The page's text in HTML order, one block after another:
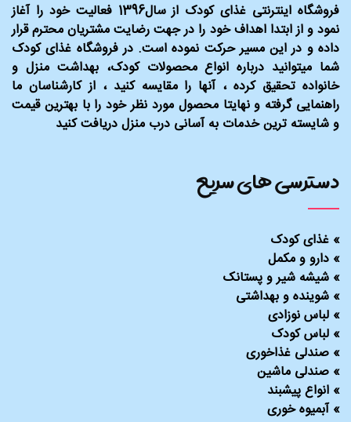
دسترسی های سریع
» غذای کودک
» دارو و مکمل
» شیشه شیر و پستانک
» شوینده و بهداشتی
» لباس نوزادی
» لباس کودک
» صندلی غذاخوری
» صندلی ماشین
» انواع پیشبند
»آبمیوه خوری
فروشگاه اینترنتی غذای کودک از سال1396 فعالیت خود را آغاز
نمود و از ابتدا اهداف خود را در جهت رضایت مشتریان محترم قرار
داده و در این مسیر حرکت نموده است. در فروشگاه غذای کودک
شما میتوانید درباره انواع محصولات کودک، بهداشت منزل و
خانواده تحقیق کرده ، آنها را مقایسه کنید ، از کارشناسان ما
راهنمایی گرفته و نهایتا محصول مورد نظر خود را با بهترین قیمت
و شایسته ترین خدمات به آسانی درب منزل دریافت کنید